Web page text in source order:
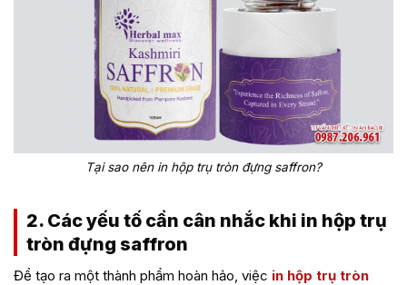
Tại sao nên in hộp trụ tròn đựng saffron?
2. Các yếu tố cần cân nhắc khi in hộp trụ
tròn đựng saffron
Để tạo ra một thành phẩm hoàn hảo, việc in hộp trụ tròn